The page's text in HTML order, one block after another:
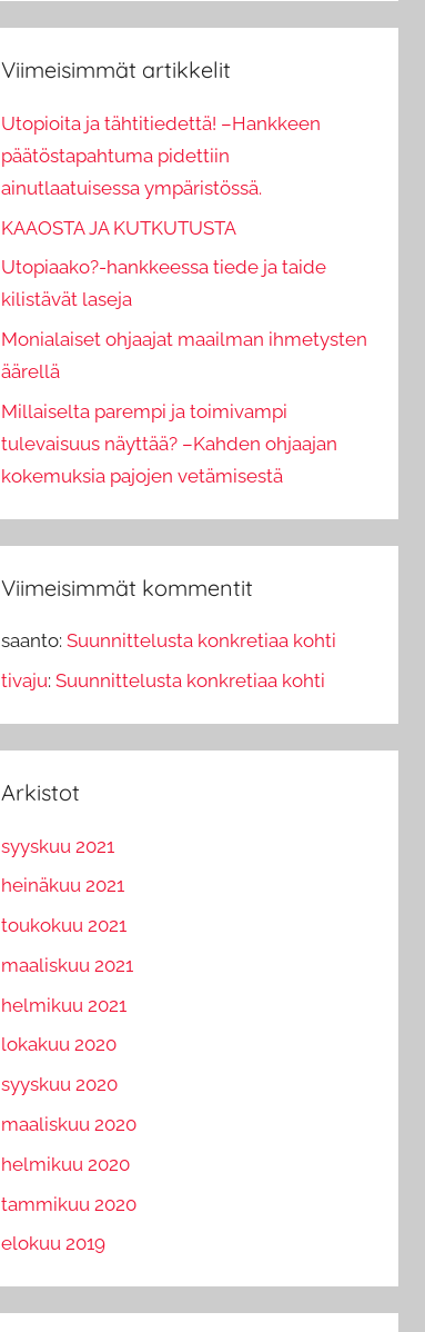
Viimeisimmät artikkelit
Utopioita ja tähtitiedettä! –Hankkeen
päätöstapahtuma pidettiin
ainutlaatuisessa ympäristössä.
KAAOSTA JA KUTKUTUSTA
Utopiaako?-hankkeessa tiede ja taide
kilistävät laseja
Monialaiset ohjaajat maailman ihmetysten
äärellä
Millaiselta parempi ja toimivampi
tulevaisuus näyttää? –Kahden ohjaajan
kokemuksia pajojen vetämisestä
Viimeisimmät kommentit
saanto:Suunnittelusta konkretiaa kohti
tivaju:Suunnittelusta konkretiaa kohti
Arkistot
syyskuu 2021
heinäkuu 2021
toukokuu 2021
maaliskuu 2021
helmikuu 2021
lokakuu 2020
syyskuu 2020
maaliskuu 2020
helmikuu 2020
tammikuu 2020
elokuu 2019